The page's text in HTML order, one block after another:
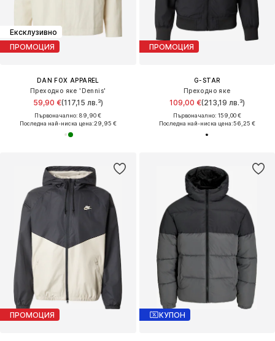
Ексклузивно
ПРОМОЦИЯ
DAN FOX APPAREL
Преходно яке 'Dennis'
59,90 €(117,15 лв.³)
Първоначално: 89,90 €
Последна най-ниска цена:29,95 €
ПРОМОЦИЯ
G-STAR
Преходно яке
109,00 €(213,19 лв.³)
Първоначално: 159,00 €
Последна най-ниска цена:56,25 €
ПРОМОЦИЯ КУПОН